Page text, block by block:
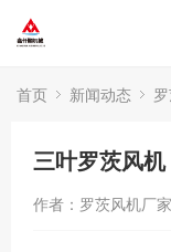
首页 新闻动态
三叶罗茨风
作者：罗茨风机厂家